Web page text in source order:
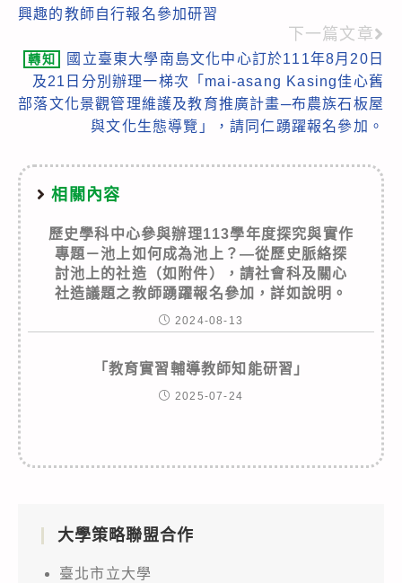
興趣的教師自行報名參加研習
下一篇文章
轉知
國立臺東大學南島文化中心訂於111年8月20日
及21日分別辦理一梯次「mai-asang Kasing佳心舊
部落文化景觀管理維護及教育推廣計畫─布農族石板屋
與文化生態導覽」，請同仁踴躍報名參加。
相關內容
歷史學科中心參與辦理113學年度探究與實作
專題－池上如何成為池上？—從歷史脈絡探
討池上的社造（如附件），請社會科及關心
社造議題之教師踴躍報名參加，詳如說明。
2024-08-13
「教育實習輔導教師知能研習」
2025-07-24
大學策略聯盟合作
臺北市立大學